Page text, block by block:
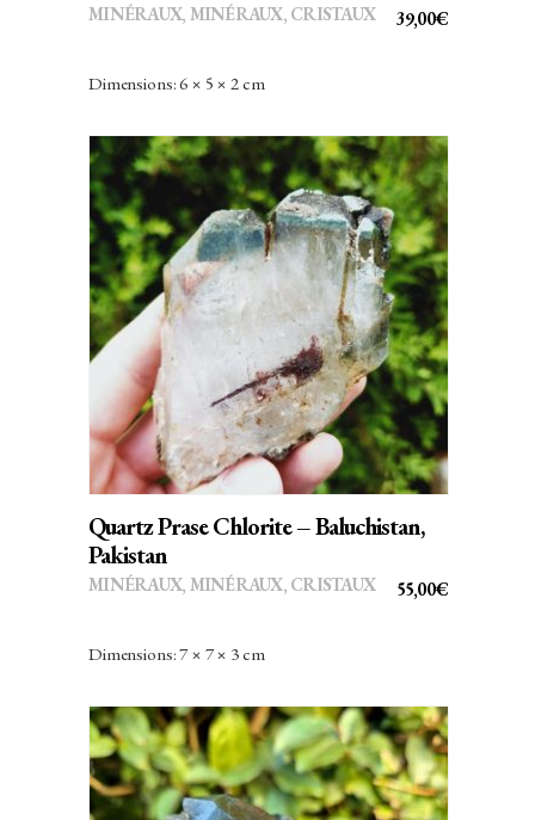
39,00€
MINÉRAUX, MINÉRAUX, CRISTAUX
Dimensions: 6 × 5 × 2 cm
AJOUTER AU PANIER
Quartz Prase Chlorite – Baluchistan,
Pakistan
55,00€
MINÉRAUX, MINÉRAUX, CRISTAUX
Dimensions: 7 × 7 × 3 cm